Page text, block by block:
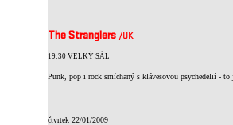
The Stranglers /UK
19:30 VELKÝ SÁL
Punk, pop i rock smíchaný s klávesovou psychedelií - to
čtvrtek 22/01/2009